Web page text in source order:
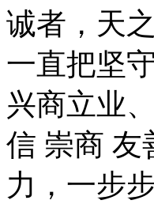
诚者，天
一直把坚
兴商立业
信 崇商 友
力，一步